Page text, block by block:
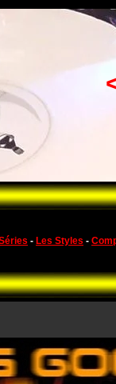
- Les Styles -